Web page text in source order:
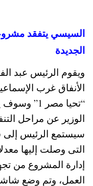
السيسي يتفقد
الجديدة
ويقوم الرئيس عبد
الأنفاق غرب
“تحيا مصر
الوزير عن مراحل
سيستمع الرئيس
التى وصلت إليها
إدارة المشروع من
العمل، وتم وضع